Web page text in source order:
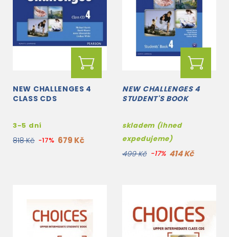
NEW CHALLENGES 4
CLASS CDS
3-5 dní
818 Kč -17% 679 Kč
NEW CHALLENGES 4
STUDENT'S BOOK
skladem (ihned
expedujeme)
499 Kč -17% 414 Kč